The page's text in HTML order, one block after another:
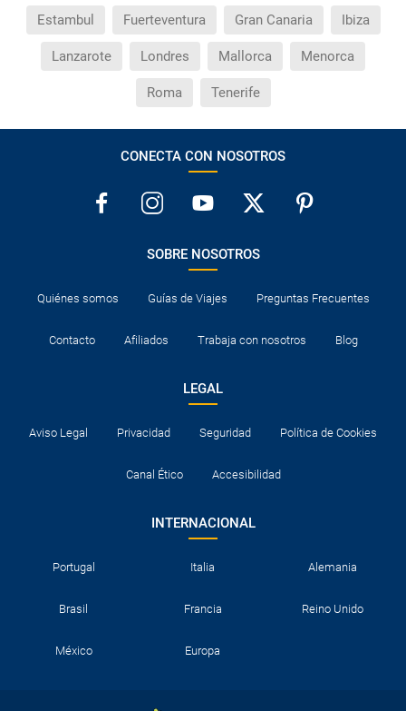
Estambul Fuerteventura Gran Canaria Ibiza
Lanzarote Londres Mallorca Menorca
Roma Tenerife
CONECTA CON NOSOTROS
SOBRE NOSOTROS
Quiénes somos Guías de Viajes Preguntas Frecuentes
Contacto Afiliados Trabaja con nosotros Blog
LEGAL
Aviso Legal Privacidad Seguridad Política de Cookies
Canal Ético Accesibilidad
INTERNACIONAL
Portugal Italia Alemania
Brasil Francia Reino Unido
México Europa